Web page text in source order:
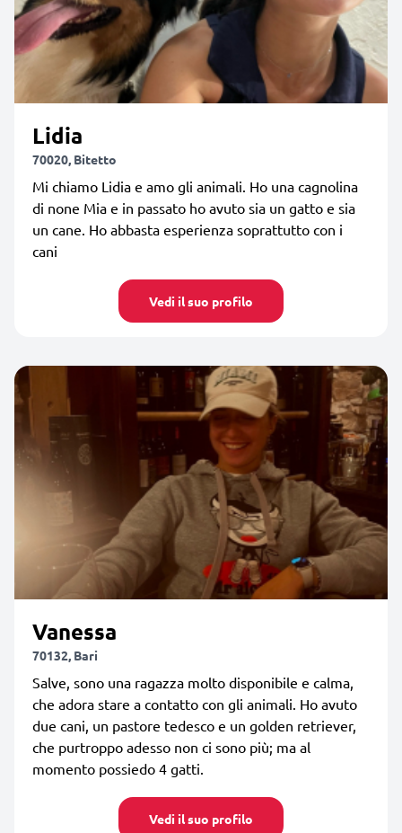
Lidia
70020, Bitetto
Mi chiamo Lidia e amo gli animali. Ho una cagnolina
di none Mia e in passato ho avuto sia un gatto e sia
un cane. Ho abbasta esperienza soprattutto con i
cani
Vedi il suo profilo
Vanessa
70132, Bari
Salve, sono una ragazza molto disponibile e calma,
che adora stare a contatto con gli animali. Ho avuto
due cani, un pastore tedesco e un golden retriever,
che purtroppo adesso non ci sono più; ma al
momento possiedo 4 gatti.
Vedi il suo profilo